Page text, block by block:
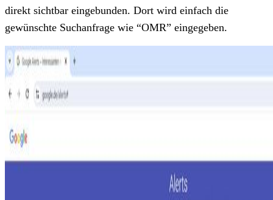
direkt sichtbar eingebunden. Dort wird einfach die
gewünschte Suchanfrage wie “OMR” eingegeben.